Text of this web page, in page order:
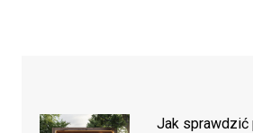
Jak sprawdzić